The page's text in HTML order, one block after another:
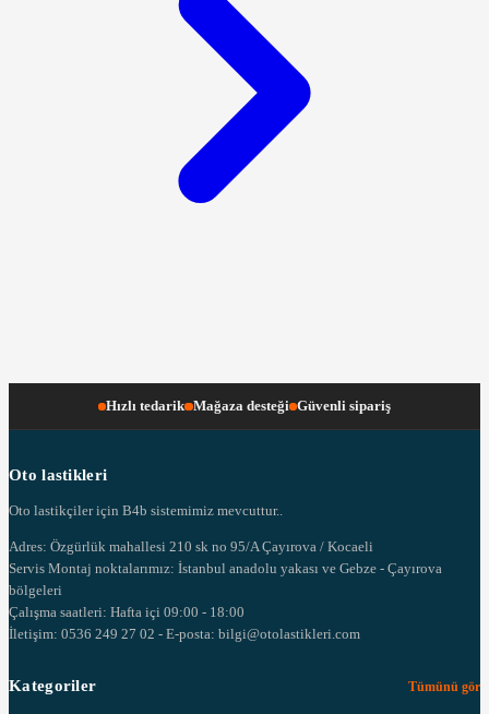
Hızlı tedarik Mağaza desteği Güvenli sipariş
Oto lastikleri
Oto lastikçiler için B4b sistemimiz mevcuttur..
Adres: Özgürlük mahallesi 210 sk no 95/A Çayırova / Kocaeli
Servis Montaj noktalarımız: İstanbul anadolu yakası ve Gebze - Çayırova
bölgeleri
Çalışma saatleri: Hafta içi 09:00 - 18:00
İletişim: 0536 249 27 02 - E-posta: bilgi@otolastikleri.com
Kategoriler Tümünü gör